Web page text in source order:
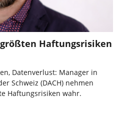
größten Haftungsrisiken
Datenverlust: Manager in
Schweiz (DACH) nehmen
Haftungsrisiken wahr.